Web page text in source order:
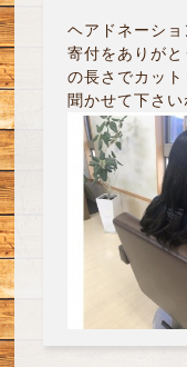
ヘアドネーシ
寄付をありが
の長さでカッ
聞かせて下さ